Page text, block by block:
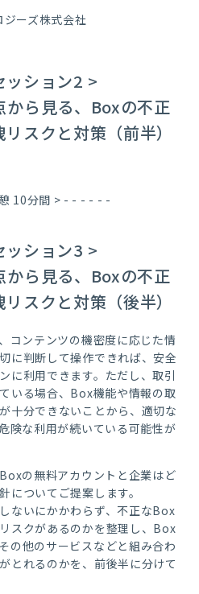
ーズ株式会社
ッション2 >
から見る、Boxの不正
スクと対策（前半）
10分間 > - - - - - -
ッション3 >
から見る、Boxの不正
スクと対策（後半）
コンテンツの機密度に応じた情
に判断して操作できれば、安全
に利用できます。ただし、取引
いる場合、Box機能や情報の取
十分できないことから、適切な
険な利用が続いている可能性が
の無料アカウントと企業はど
についてご提案します。
ないにかかわらず、不正なBox
スクがあるのかを整理し、Box
の他のサービスなどと組み合わ
とれるのかを、前後半に分けて